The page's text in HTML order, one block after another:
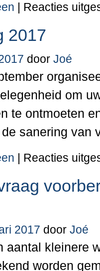
| Reacties
2017
door Joé
om
te ontmoeten
sanering van
| Reacties
2017 door Joé
aantal kleinere
worden